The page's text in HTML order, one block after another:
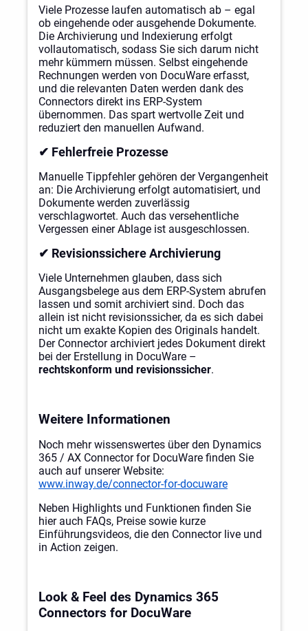
Viele Prozesse laufen automatisch ab – egal
ob eingehende oder ausgehende Dokumente.
Die Archivierung und Indexierung erfolgt
vollautomatisch, sodass Sie sich darum nicht
mehr kümmern müssen. Selbst eingehende
Rechnungen werden von DocuWare erfasst,
und die relevanten Daten werden dank des
Connectors direkt ins ERP-System
übernommen. Das spart wertvolle Zeit und
reduziert den manuellen Aufwand.
✔ Fehlerfreie Prozesse
Manuelle Tippfehler gehören der Vergangenheit
an: Die Archivierung erfolgt automatisiert, und
Dokumente werden zuverlässig
verschlagwortet. Auch das versehentliche
Vergessen einer Ablage ist ausgeschlossen.
✔ Revisionssichere Archivierung
Viele Unternehmen glauben, dass sich
Ausgangsbelege aus dem ERP-System abrufen
lassen und somit archiviert sind. Doch das
allein ist nicht revisionssicher, da es sich dabei
nicht um exakte Kopien des Originals handelt.
Der Connector archiviert jedes Dokument direkt
bei der Erstellung in DocuWare –
rechtskonform und revisionssicher.
Weitere Informationen
Noch mehr wissenswertes über den Dynamics
365 / AX Connector for DocuWare finden Sie
auch auf unserer Website:
www.inway.de/connector-for-docuware
Neben Highlights und Funktionen finden Sie
hier auch FAQs, Preise sowie kurze
Einführungsvideos, die den Connector live und
in Action zeigen.
Look & Feel des Dynamics 365
Connectors for DocuWare